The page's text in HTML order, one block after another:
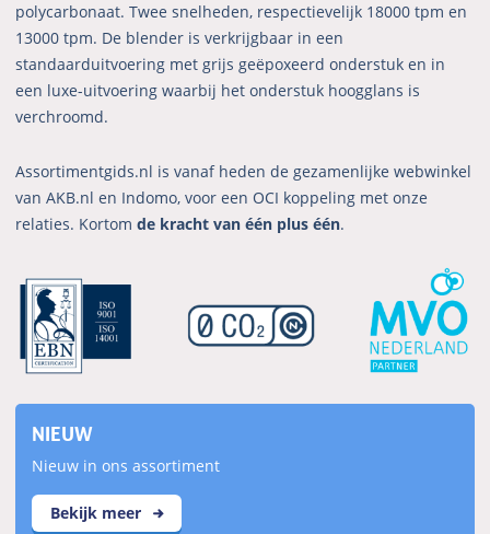
polycarbonaat. Twee snelheden, respectievelijk 18000 tpm en
13000 tpm. De blender is verkrijgbaar in een
standaarduitvoering met grijs geëpoxeerd onderstuk en in
een luxe-uitvoering waarbij het onderstuk hoogglans is
verchroomd.
Assortimentgids.nl is vanaf heden de gezamenlijke webwinkel
van AKB.nl en Indomo, voor een OCI koppeling met onze
relaties. Kortomde kracht van één plus één.
NIEUW
Nieuw in ons assortiment
Bekijk meer